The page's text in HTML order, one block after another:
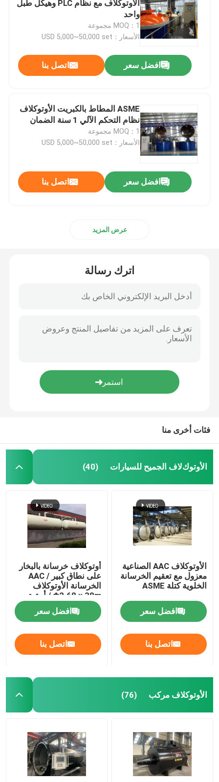
أجزاء مركب الكربون
أوعية الضغط الكيميائي
النفط أطلقت المراجل البخارية
العمود الكيميائي
خزانات تخزين المواد الكيميائية
الأوتوكلاف مع نظام PLC وهيكل طبل
واحد
MOQ：1 مجموعة
الأسعار：USD 5,000~50,000 set
افضل سعر اتصل بنا
ASME المطاط بالكبريت الأوتوكلاف
نظام التحكم الآلي 1 سنة الضمان
MOQ：1 مجموعة
الأسعار：USD 5,000~50,000 set
افضل سعر اتصل بنا
عرض المزيد
اترك رسالة
فئات أخرى منا
اﻷوتوكﻻف الجميح للسيارات (40)
الأوتوكلاف AAC الصناعية
معزول مع تعقيم الخرسانة
الخلوية كتلة ASME
افضل سعر
اتصل بنا
أوتوكلاف خرسانة بالبخار
على نطاق كبير / AAC
الخرسانة الأوتوكلاف
Φ2.68 × 38m / أوعية
الضغط
افضل سعر
اتصل بنا
الأوتوكلاف مركب (76)